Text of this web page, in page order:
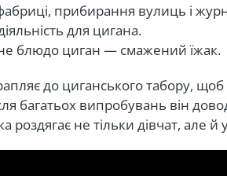
прибирання вулиць і
для цигана.
блюдо циган — смажений їжак.
до циганського табору,
багатьох випробувань він
роздягає не тільки дівчат, але й